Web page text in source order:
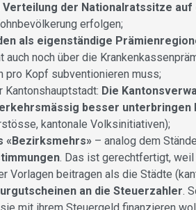
Verteilung der Nationalratssitze
erfolgen;
als eigenständige
auch noch über die
pro Kopf subventionieren muss;
Kantonshauptstadt: Die
besser unterbringen
kantonale Volksinitiativen);
«Bezirksmehrs» – analog dem
. Das ist gerechtfertigt,
Vorlagen beitragen als die Städte
an die Steuerzahler.